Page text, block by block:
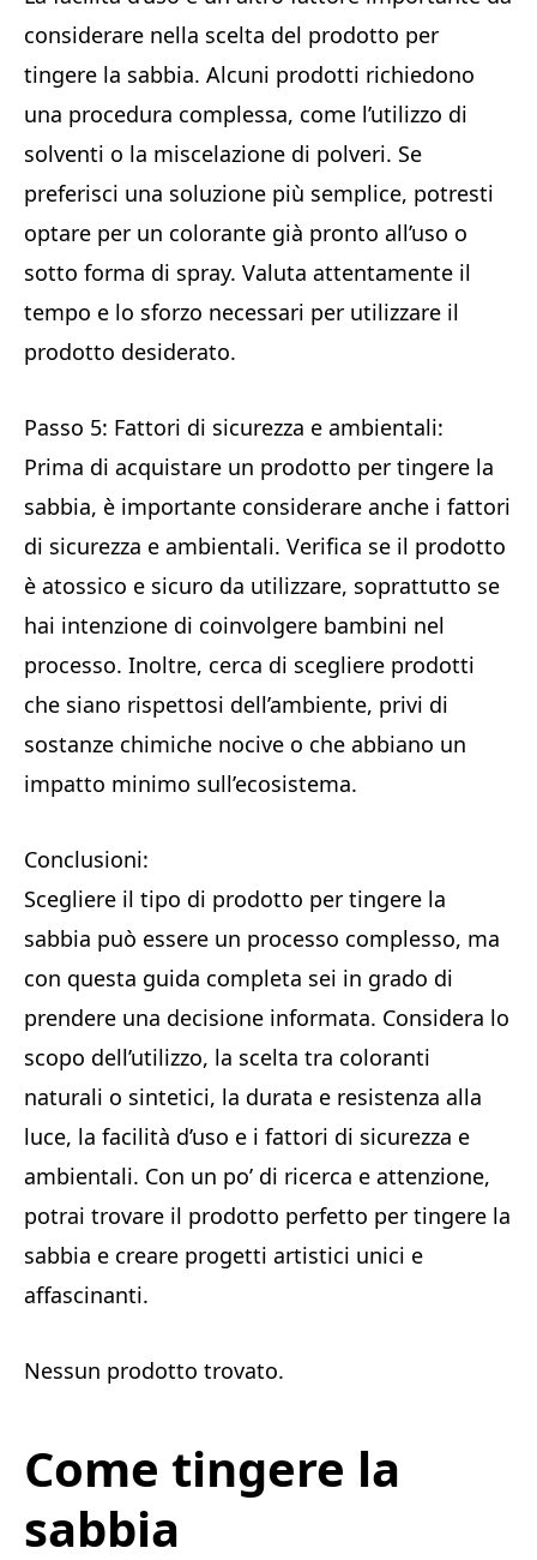
considerare nella scelta del prodotto per
tingere la sabbia. Alcuni prodotti richiedono
una procedura complessa, come l’utilizzo di
solventi o la miscelazione di polveri. Se
preferisci una soluzione più semplice, potresti
optare per un colorante già pronto all’uso o
sotto forma di spray. Valuta attentamente il
tempo e lo sforzo necessari per utilizzare il
prodotto desiderato.
Passo 5: Fattori di sicurezza e ambientali:
Prima di acquistare un prodotto per tingere la
sabbia, è importante considerare anche i fattori
di sicurezza e ambientali. Verifica se il prodotto
è atossico e sicuro da utilizzare, soprattutto se
hai intenzione di coinvolgere bambini nel
processo. Inoltre, cerca di scegliere prodotti
che siano rispettosi dell’ambiente, privi di
sostanze chimiche nocive o che abbiano un
impatto minimo sull’ecosistema.
Conclusioni:
Scegliere il tipo di prodotto per tingere la
sabbia può essere un processo complesso, ma
con questa guida completa sei in grado di
prendere una decisione informata. Considera lo
scopo dell’utilizzo, la scelta tra coloranti
naturali o sintetici, la durata e resistenza alla
luce, la facilità d’uso e i fattori di sicurezza e
ambientali. Con un po’ di ricerca e attenzione,
potrai trovare il prodotto perfetto per tingere la
sabbia e creare progetti artistici unici e
affascinanti.
Nessun prodotto trovato.
Come tingere la
sabbia